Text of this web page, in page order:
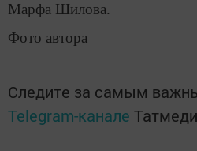
Марфа Шилова.
Фото автора
Следите за самым
Telegram-канале